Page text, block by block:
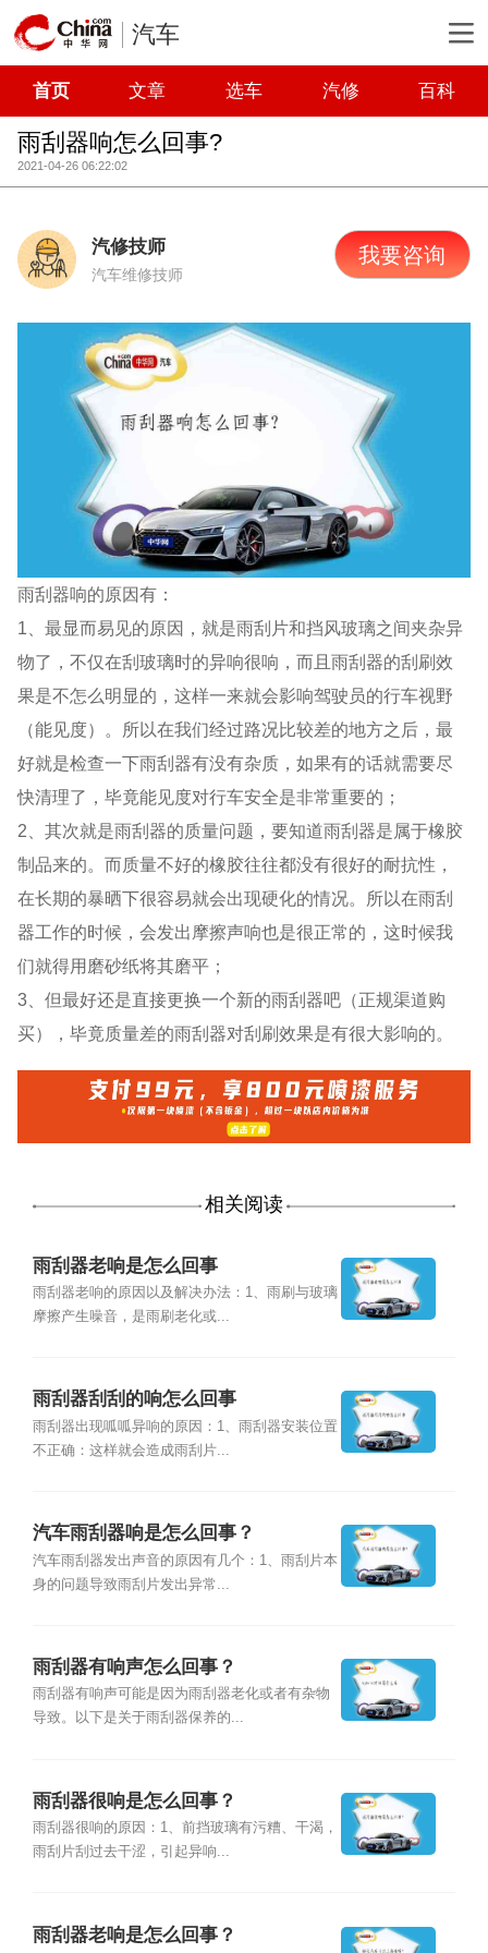
汽车
首页 文章 选车 汽修 百科
雨刮器响怎么回事?
2021-04-26 06:22:02
汽修技师
汽车维修技师
我要咨询
雨刮器响的原因有：
1、最显而易见的原因，就是雨刮片和挡风玻璃之间夹杂异
物了，不仅在刮玻璃时的异响很响，而且雨刮器的刮刷效
果是不怎么明显的，这样一来就会影响驾驶员的行车视野
（能见度）。所以在我们经过路况比较差的地方之后，最
好就是检查一下雨刮器有没有杂质，如果有的话就需要尽
快清理了，毕竟能见度对行车安全是非常重要的；
2、其次就是雨刮器的质量问题，要知道雨刮器是属于橡胶
制品来的。而质量不好的橡胶往往都没有很好的耐抗性，
在长期的暴晒下很容易就会出现硬化的情况。所以在雨刮
器工作的时候，会发出摩擦声响也是很正常的，这时候我
们就得用磨砂纸将其磨平；
3、但最好还是直接更换一个新的雨刮器吧（正规渠道购
买），毕竟质量差的雨刮器对刮刷效果是有很大影响的。
相关阅读
雨刮器老响是怎么回事
雨刮器老响的原因以及解决办法：1、雨刷与玻璃
摩擦产生噪音，是雨刷老化或...
雨刮器刮刮的响怎么回事
雨刮器出现呱呱异响的原因：1、雨刮器安装位置
不正确：这样就会造成雨刮片...
汽车雨刮器响是怎么回事？
汽车雨刮器发出声音的原因有几个：1、雨刮片本
身的问题导致雨刮片发出异常...
雨刮器有响声怎么回事？
雨刮器有响声可能是因为雨刮器老化或者有杂物
导致。以下是关于雨刮器保养的...
雨刮器很响是怎么回事？
雨刮器很响的原因：1、前挡玻璃有污糟、干渴，
雨刮片刮过去干涩，引起异响...
雨刮器老响是怎么回事？